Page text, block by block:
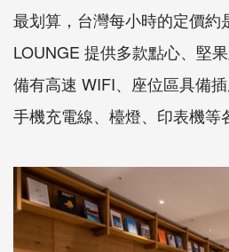
最划算，台灣每小時的定價約
LOUNGE 提供多款點心、堅
備有高速 WIFI、座位區具備
手機充電線、檯燈、印表機等